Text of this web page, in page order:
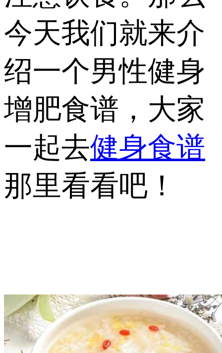
今天我们就来介
绍一个男性健身
增肥食谱，大家
一起去健身食谱
那里看看吧！